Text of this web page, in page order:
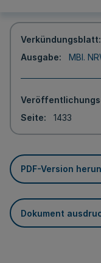
Verkündungsblatt
Ausgabe
MBl.
Seite
1433
PDF-Version
Dokument